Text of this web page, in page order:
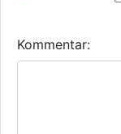
Kommentar: